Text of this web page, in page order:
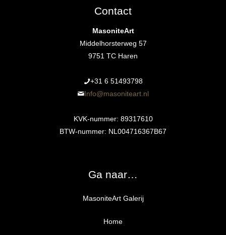
Contact
MasoniteArt
Middelhorsterweg 57
9751 TC Haren
+31 6 51493798‬
Info@masoniteart.nl
KVK-nummer: 89317610
BTW-nummer: NL004716367B67
Ga naar…
MasoniteArt Galerij
Home